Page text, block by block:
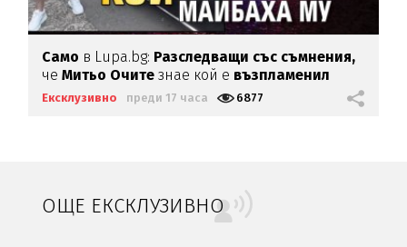
Само в Lupa.bg: Разследващи със съмнения,
чеМитьо Очите знае кой е възпламенил
Майбаха му
Ексклузивно преди 17 часа 6877
ОЩЕ ЕКСКЛУЗИВНО